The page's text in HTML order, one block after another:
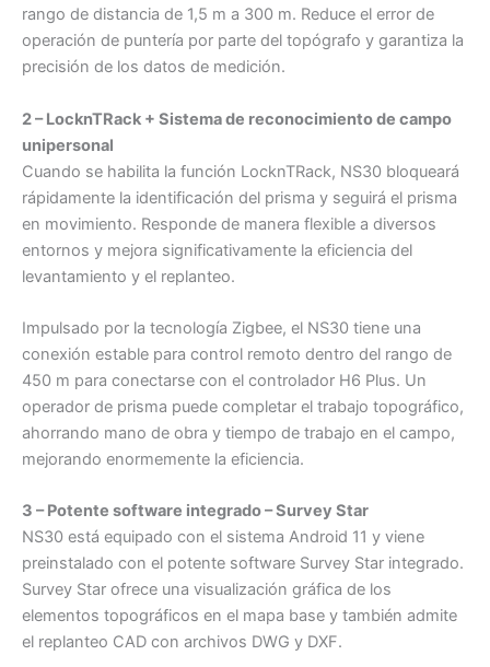
rango de distancia de 1,5 m a 300 m. Reduce el error de
operación de puntería por parte del topógrafo y garantiza la
precisión de los datos de medición.
2 – LocknTRack + Sistema de reconocimiento de campo
unipersonal
Cuando se habilita la función LocknTRack, NS30 bloqueará
rápidamente la identificación del prisma y seguirá el prisma
en movimiento. Responde de manera flexible a diversos
entornos y mejora significativamente la eficiencia del
levantamiento y el replanteo.
Impulsado por la tecnología Zigbee, el NS30 tiene una
conexión estable para control remoto dentro del rango de
450 m para conectarse con el controlador H6 Plus. Un
operador de prisma puede completar el trabajo topográfico,
ahorrando mano de obra y tiempo de trabajo en el campo,
mejorando enormemente la eficiencia.
3 – Potente software integrado – Survey Star
NS30 está equipado con el sistema Android 11 y viene
preinstalado con el potente software Survey Star integrado.
Survey Star ofrece una visualización gráfica de los
elementos topográficos en el mapa base y también admite
el replanteo CAD con archivos DWG y DXF.